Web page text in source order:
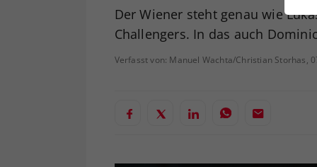
Der Wiener steht genau wie
Challengers. In das auch
Verfasst von: Manuel Wachta/Christian Storhas,